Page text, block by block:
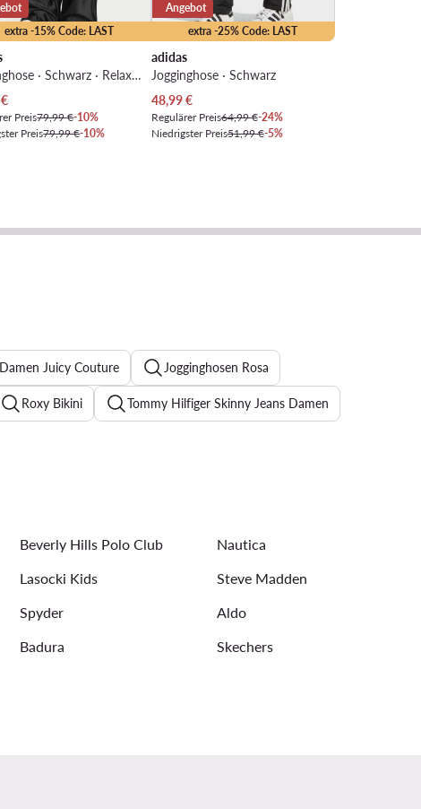
extra -15% Code: LAST
Jogginghose · Schwarz · Relaxed Fit
Preis
€
Preis79,99 €-10%
Preis79,99 €-10%
extra -25% Code: LAST
Angebot
adidas
Jogginghose · Schwarz
Aktueller Preis
48,99€
Regulärer Preis64,99 €-24%
Niedrigster Preis51,99 €-5%
Juicy Couture Jogginghosen Rosa
Roxy Bikini Tommy Hilfiger Skinny Jeans Damen
Beverly Hills Polo Club
Nautica
Lasocki Kids
Steve Madden
Spyder
Aldo
Badura
Skechers